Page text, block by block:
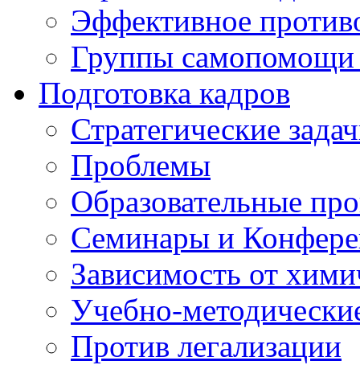
Эффективное
Группы самопомощи
Подготовка кадров
Стратегические
Проблемы
Образовательные
Семинары и
Зависимость от
Учебно-
Против легализации